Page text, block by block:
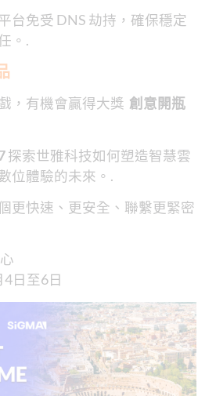
台免受 DNS 劫持，確保穩定
。.
，有機會贏得大獎 創意開瓶
探索世雅科技如何塑造智慧雲
位體驗的未來。.
更快速、更安全、聯繫更緊密
日至6日